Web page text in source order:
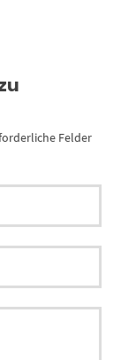
Felder